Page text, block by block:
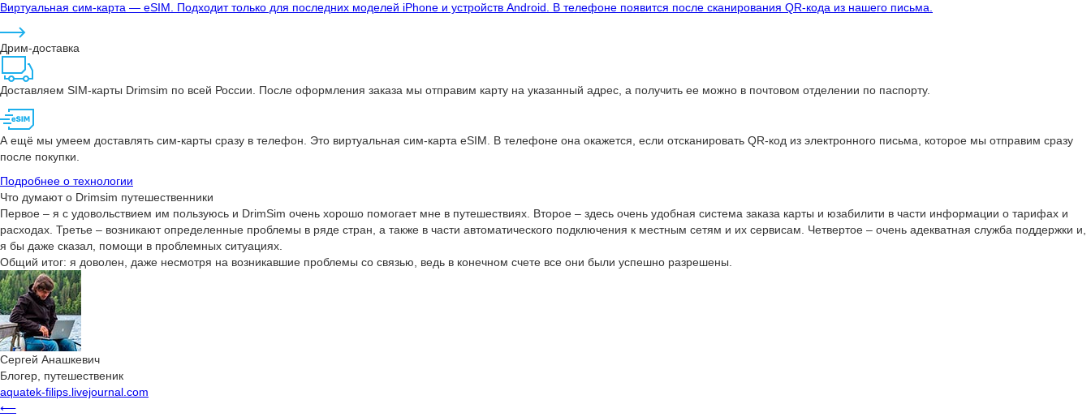
Виртуальная сим-карта — eSIM. Подходит только для последних моделей iPhone и устройств Android. В телефоне появится после сканирования QR-кода из нашего письма.
Дрим-доставка
Доставляем SIM-карты Drimsim по всей России. После оформления заказа мы отправим карту на указанный адрес, а получить ее можно в почтовом отделении по паспорту.
А ещё мы умеем доставлять сим-карты сразу в телефон. Это виртуальная сим-карта eSIM. В телефоне она окажется, если отсканировать QR-код из электронного письма, которое мы отправим сразу
после покупки.
Подробнее о технологии
Что думают о Drimsim путешественники
Первое – я с удовольствием им пользуюсь и DrimSim очень хорошо помогает мне в путешествиях. Второе – здесь очень удобная система заказа карты и юзабилити в части информации о тарифах и
расходах. Третье – возникают определенные проблемы в ряде стран, а также в части автоматического подключения к местным сетям и их сервисам. Четвертое – очень адекватная служба поддержки и,
я бы даже сказал, помощи в проблемных ситуациях.
Общий итог: я доволен, даже несмотря на возникавшие проблемы со связью, ведь в конечном счете все они были успешно разрешены.
Сергей Анашкевич
Блогер, путешественик
aquatek-filips.livejournal.com
⟵